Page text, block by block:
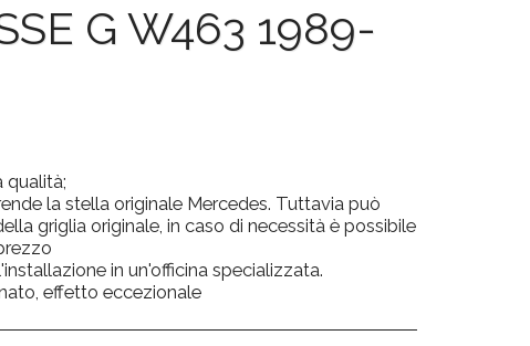
G W463 1989-
qualità;
la stella originale Mercedes. Tuttavia può
griglia originale, in caso di necessità è possibile
in un'officina specializzata.
effetto eccezionale